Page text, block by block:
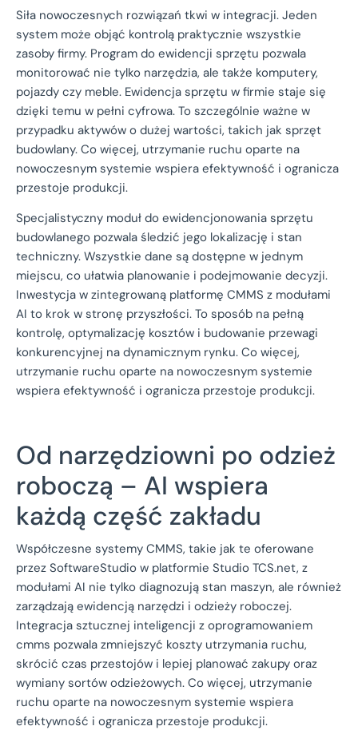
Siła nowoczesnych rozwiązań tkwi w integracji. Jeden
system może objąć kontrolą praktycznie wszystkie
zasoby firmy. Program do ewidencji sprzętu pozwala
monitorować nie tylko narzędzia, ale także komputery,
pojazdy czy meble. Ewidencja sprzętu w firmie staje się
dzięki temu w pełni cyfrowa. To szczególnie ważne w
przypadku aktywów o dużej wartości, takich jak sprzęt
budowlany. Co więcej, utrzymanie ruchu oparte na
nowoczesnym systemie wspiera efektywność i ogranicza
przestoje produkcji.
Specjalistyczny moduł do ewidencjonowania sprzętu
budowlanego pozwala śledzić jego lokalizację i stan
techniczny. Wszystkie dane są dostępne w jednym
miejscu, co ułatwia planowanie i podejmowanie decyzji.
Inwestycja w zintegrowaną platformę CMMS z modułami
AI to krok w stronę przyszłości. To sposób na pełną
kontrolę, optymalizację kosztów i budowanie przewagi
konkurencyjnej na dynamicznym rynku. Co więcej,
utrzymanie ruchu oparte na nowoczesnym systemie
wspiera efektywność i ogranicza przestoje produkcji.
Od narzędziowni po odzież
roboczą – AI wspiera
każdą część zakładu
Współczesne systemy CMMS, takie jak te oferowane
przez SoftwareStudio w platformie Studio TCS.net, z
modułami AI nie tylko diagnozują stan maszyn, ale również
zarządzają ewidencją narzędzi i odzieży roboczej.
Integracja sztucznej inteligencji z oprogramowaniem
cmms pozwala zmniejszyć koszty utrzymania ruchu,
skrócić czas przestojów i lepiej planować zakupy oraz
wymiany sortów odzieżowych. Co więcej, utrzymanie
ruchu oparte na nowoczesnym systemie wspiera
efektywność i ogranicza przestoje produkcji.